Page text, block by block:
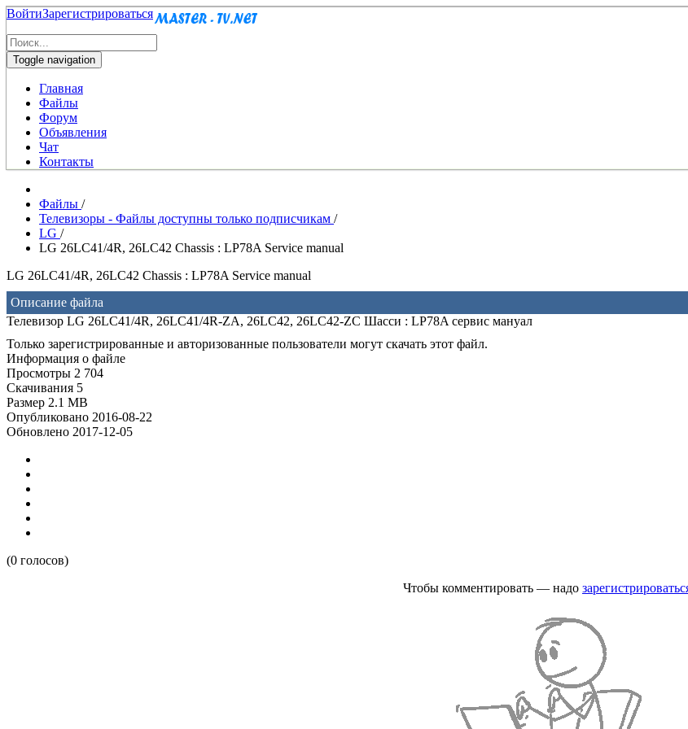
ВойтиЗарегистрироваться
Toggle navigation
Главная
Файлы
Форум
Объявления
Чат
Контакты
Файлы /
Телевизоры - Файлы доступны только подписчикам /
LG /
LG 26LC41/4R, 26LC42 Chassis : LP78A Service manual
LG 26LC41/4R, 26LC42 Chassis : LP78A Service manual
Описание файла
Телевизор LG 26LC41/4R, 26LC41/4R-ZA, 26LC42, 26LC42-ZC Шасси : LP78A сервис мануал
Только зарегистрированные и авторизованные пользователи могут скачать этот файл.
Информация о файле
Просмотры 2 704
Скачивания 5
Размер 2.1 MB
Опубликовано 2016-08-22
Обновлено 2017-12-05
(0 голосов)
Чтобы комментировать — надо